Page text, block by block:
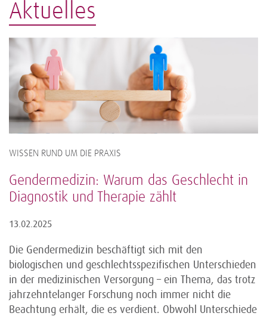
Aktuelles
WISSEN RUND UM DIE PRAXIS
Gendermedizin: Warum das Geschlecht in
Diagnostik und Therapie zählt
13.02.2025
Die Gendermedizin beschäftigt sich mit den
biologischen und geschlechtsspezifischen Unterschieden
in der medizinischen Versorgung – ein Thema, das trotz
jahrzehntelanger Forschung noch immer nicht die
Beachtung erhält, die es verdient. Obwohl Unterschiede